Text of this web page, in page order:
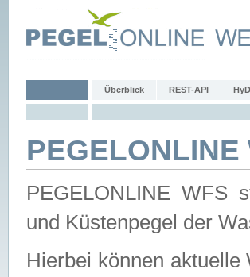
Überblick REST-API
PEGELONLINE WFS
und Küstenpegel der
Hierbei können aktuelle